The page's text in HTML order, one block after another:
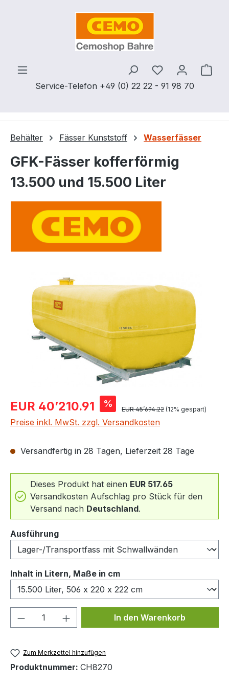
Zum Hauptinhalt springen
Service-Telefon +49 (0) 22 22 - 91 98 70
Du hast 0
Behälter Fässer Kunststoff Wasserfässer
GFK-Fässer kofferförmig
13.500 und 15.500 Liter
Bildergalerie überspringen
Verkaufspreis:
EUR 40’210.91 % Regulärer Preis:
EUR 45’694.22 (12% gespart)
Preise inkl. MwSt. zzgl. Versandkosten
Versandfertig in 28 Tagen, Lieferzeit 28 Tage
Dieses Produkt hat einen EUR 517.65
Versandkosten Aufschlag pro Stück für den
Versand nach Deutschland.
Ausführungauswählen
Inhalt in Litern, Maße in cmauswählen
Produkt Anzahl: Gib denIn den Warenkorb
Zum Merkzettel hinzufügen
Produktnummer: CH8270